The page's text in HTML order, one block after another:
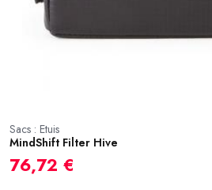
Sacs : Etuis
MindShift Filter Hive
76,72 €